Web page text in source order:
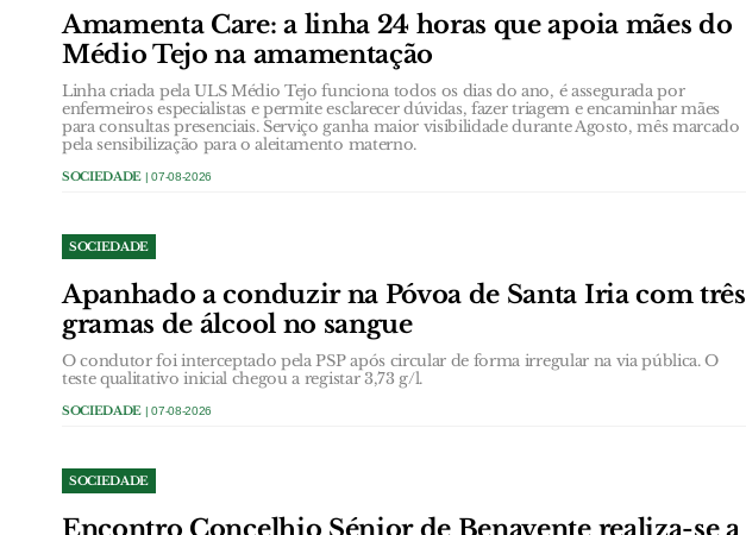
Amamenta Care: a linha 24 horas que apoia mães do
Médio Tejo na amamentação
Linha criada pela ULS Médio Tejo funciona todos os dias do ano, é assegurada por
enfermeiros especialistas e permite esclarecer dúvidas, fazer triagem e encaminhar mães
para consultas presenciais. Serviço ganha maior visibilidade durante Agosto, mês marcado
pela sensibilização para o aleitamento materno.
SOCIEDADE | 07-08-2026
SOCIEDADE
Apanhado a conduzir na Póvoa de Santa Iria com três
gramas de álcool no sangue
O condutor foi interceptado pela PSP após circular de forma irregular na via pública. O
teste qualitativo inicial chegou a registar 3,73 g/l.
SOCIEDADE | 07-08-2026
SOCIEDADE